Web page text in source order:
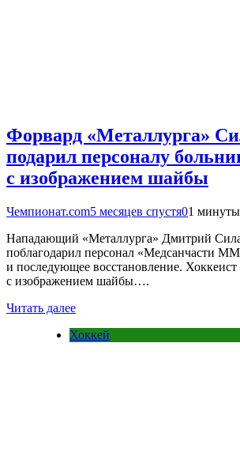
Форвард «Металлурга»
подарил персоналу
с изображением шайбы
Чемпионат.com5 месяцев спустя01 минуты
Нападающий «Металлурга» Дмитрий
поблагодарил персонал «Медсанчасти
и последующее восстановление. Хоккеист
с изображением шайбы….
Читать далее
Хоккей